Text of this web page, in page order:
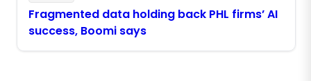
Fragmented data holding back PHL firms’ AI
success, Boomi says